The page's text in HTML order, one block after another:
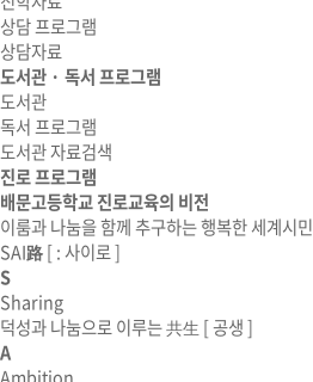
상담 프로그램
상담자료
도서관 · 독서 프로그램
도서관
독서 프로그램
도서관 자료검색
진로 프로그램
배문고등학교 진로교육의 비전
이룸과 나눔을 함께 추구하는 행복한 세계시민
SAI路[ : 사이로 ]
S
Sharing
덕성과 나눔으로 이루는 共生 [ 공생 ]
A